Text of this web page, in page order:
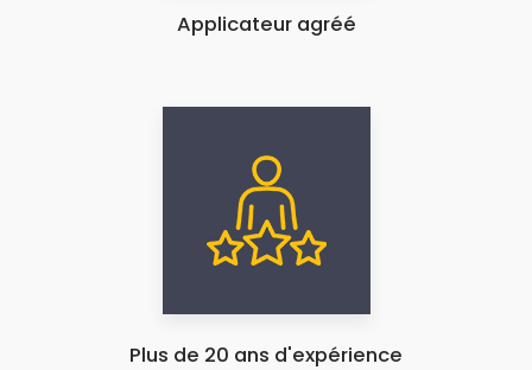
Applicateur agréé
Plus de 20 ans d'expérience